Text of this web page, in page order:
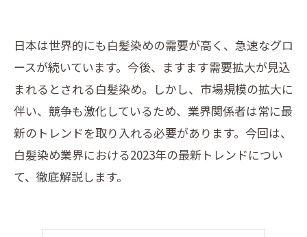
日本は世界的にも白髪染めの需要が高く、急速なグロ
ースが続いています。今後、ますます需要拡大が見込
まれるとされる白髪染め。しかし、市場規模の拡大に
伴い、競争も激化しているため、業界関係者は常に最
新のトレンドを取り入れる必要があります。今回は、
白髪染め業界における2023年の最新トレンドについ
て、徹底解説します。